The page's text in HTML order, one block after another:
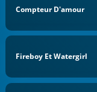
Compteur D'amour
Fireboy Et Watergirl